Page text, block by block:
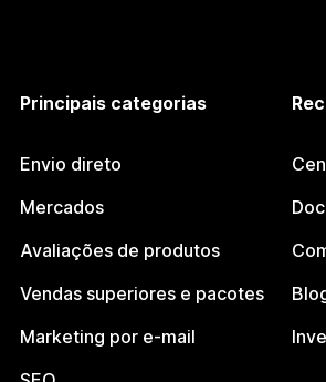
Principais categorias
Envio direto
Mercados
Avaliações de produtos
Vendas superiores e pacotes
Marketing por e-mail